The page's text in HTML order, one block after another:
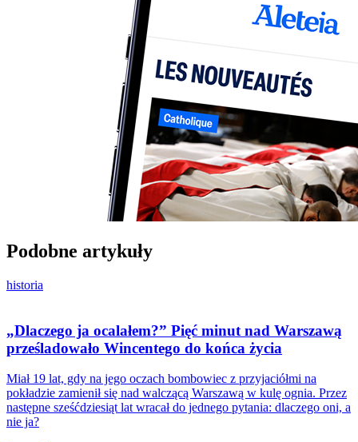
Podobne artykuły
historia
„Dlaczego ja ocalałem?” Pięć minut nad Warszawą
prześladowało Wincentego do końca życia
Miał 19 lat, gdy na jego oczach bombowiec z przyjaciółmi na
pokładzie zamienił się nad walczącą Warszawą w kulę ognia. Przez
następne sześćdziesiąt lat wracał do jednego pytania: dlaczego oni, a
nie ja?